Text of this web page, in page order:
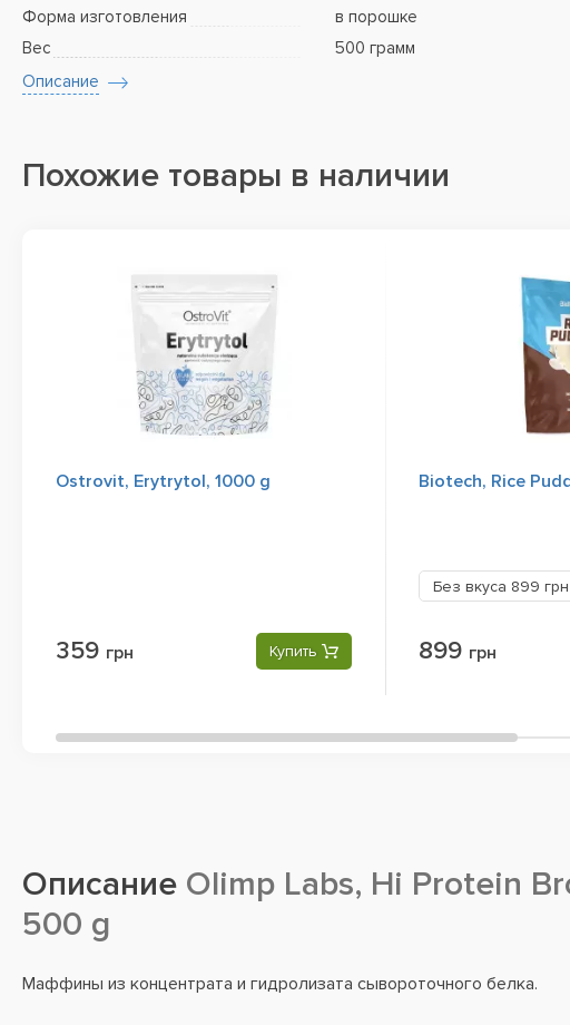
Форма изготовления
в порошке
Вес
500 грамм
Описание
Похожие товары в наличии
Ostrovit, Erytrytol, 1000 g
359 грн Купить
Biotech, Rice
Без вкуса 899 грн
899 грн
Описание Olimp Labs, Hi Protein
500 g
Маффины из концентрата и гидролизата сывороточного белка.